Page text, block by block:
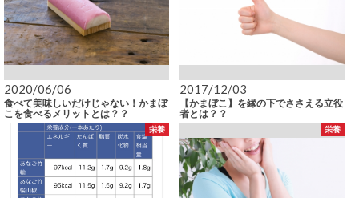
2020/06/06
食べて美味しいだけじゃない！かまぼ
こを食べるメリットとは？？
2017/12/03
【かまぼこ】を縁の下でささえる立役
者とは？？
栄養 栄養